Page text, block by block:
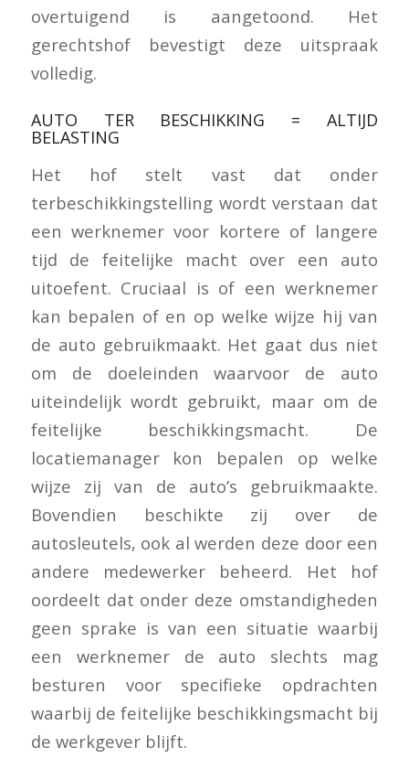
overtuigend is aangetoond. Het
gerechtshof bevestigt deze uitspraak
volledig.
AUTO TER BESCHIKKING = ALTIJD
BELASTING
Het hof stelt vast dat onder
terbeschikkingstelling wordt verstaan dat
een werknemer voor kortere of langere
tijd de feitelijke macht over een auto
uitoefent. Cruciaal is of een werknemer
kan bepalen of en op welke wijze hij van
de auto gebruikmaakt. Het gaat dus niet
om de doeleinden waarvoor de auto
uiteindelijk wordt gebruikt, maar om de
feitelijke beschikkingsmacht. De
locatiemanager kon bepalen op welke
wijze zij van de auto’s gebruikmaakte.
Bovendien beschikte zij over de
autosleutels, ook al werden deze door een
andere medewerker beheerd. Het hof
oordeelt dat onder deze omstandigheden
geen sprake is van een situatie waarbij
een werknemer de auto slechts mag
besturen voor specifieke opdrachten
waarbij de feitelijke beschikkingsmacht bij
de werkgever blijft.